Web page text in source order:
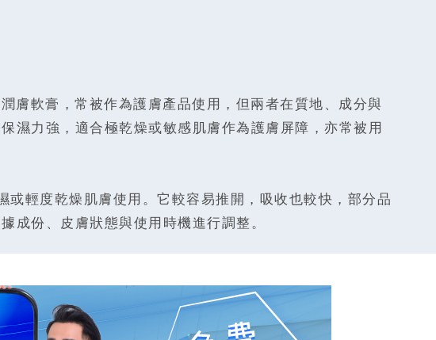
軟膏，常被作為護膚產品使用，但兩者在質地、成分與
濕力強，適合極乾燥或敏感肌膚作為護膚屏障，亦常被用
輕度乾燥肌膚使用。它較容易推開，吸收也較快，部分品
成份、皮膚狀態與使用時機進行調整。